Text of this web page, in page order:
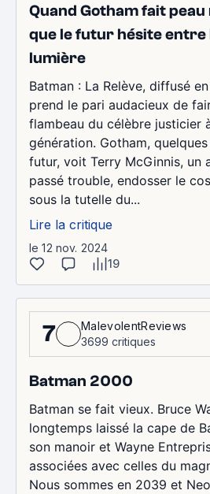
Quand Gotham fait peau
que le futur hésite entre
lumière
Batman : La Relève, diffusé
prend le pari audacieux de
flambeau du célèbre justicier
génération. Gotham,
futur, voit Terry McGinnis, un
passé trouble, endosser le
sous la tutelle du...
Lire la critique
le 12 nov. 2024
19
7
MalevolentReviews
3699 critiques
Batman 2000
Batman se fait vieux. Bruce
longtemps laissé la cape de
son manoir et Wayne
associées avec celles du
Nous sommes en 2039 et